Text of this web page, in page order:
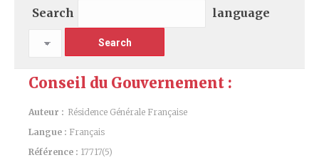
Search language
Conseil du Gouvernement :
Auteur : Résidence Générale Française
Langue : Français
Référence : 17717(5)